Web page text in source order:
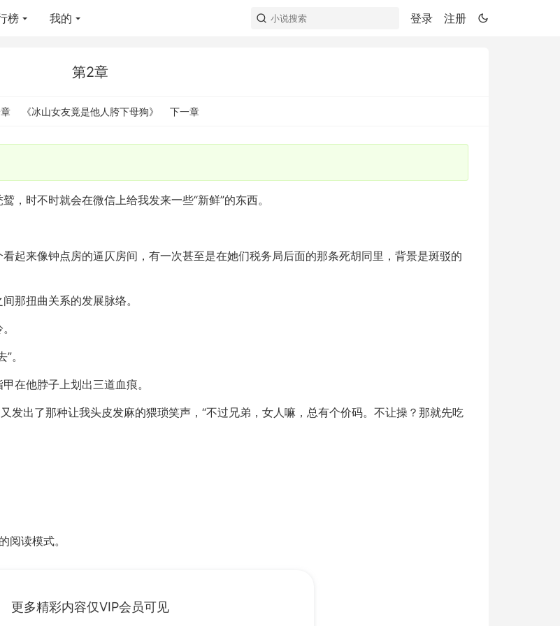
登录 注册
榜 我的
第2章
章 《冰山女友竟是他人胯下母狗》 下一章
，时不时就会在微信上给我发来一些“新鲜”的东西。
起来像钟点房的逼仄房间，有一次甚至是在她们税务局后面的那条死胡同里，背景是斑驳的
那扭曲关系的发展脉络。
。
在他脖子上划出三道血痕。
发出了那种让我头皮发麻的猥琐笑声，“不过兄弟，女人嘛，总有个价码。不让操？那就先吃
阅读模式。
更多精彩内容仅VIP会员可见